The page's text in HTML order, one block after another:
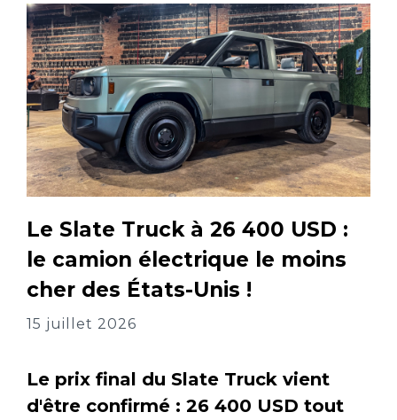
Le Slate Truck à 26 400 USD :
le camion électrique le moins
cher des États-Unis !
15 juillet 2026
Le prix final du Slate Truck vient
d'être confirmé : 26 400 USD tout